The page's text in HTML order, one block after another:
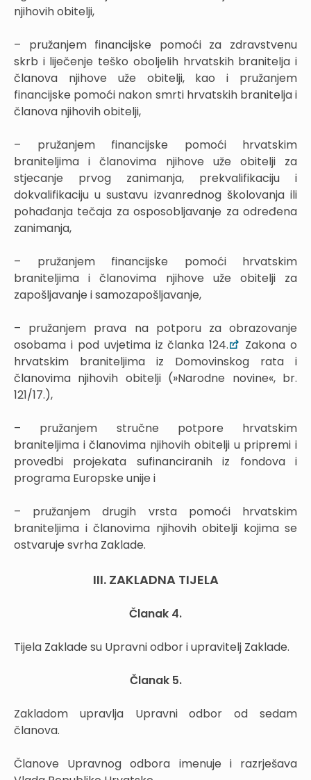
njihovih obitelji,
– pružanjem financijske pomoći za zdravstvenu
skrb i liječenje teško oboljelih hrvatskih branitelja i
članova njihove uže obitelji, kao i pružanjem
financijske pomoći nakon smrti hrvatskih branitelja i
članova njihovih obitelji,
– pružanjem financijske pomoći hrvatskim
braniteljima i članovima njihove uže obitelji za
stjecanje prvog zanimanja, prekvalifikaciju i
dokvalifikaciju u sustavu izvanrednog školovanja ili
pohađanja tečaja za osposobljavanje za određena
zanimanja,
– pružanjem financijske pomoći hrvatskim
braniteljima i članovima njihove uže obitelji za
zapošljavanje i samozapošljavanje,
– pružanjem prava na potporu za obrazovanje
osobama i pod uvjetima iz članka 124.
Zakona o
hrvatskim braniteljima iz Domovinskog rata i
članovima njihovih obitelji (»Narodne novine«, br.
121/17.),
– pružanjem stručne potpore hrvatskim
braniteljima i članovima njihovih obitelji u pripremi i
provedbi projekata sufinanciranih iz fondova i
programa Europske unije i
– pružanjem drugih vrsta pomoći hrvatskim
braniteljima i članovima njihovih obitelji kojima se
ostvaruje svrha Zaklade.
III. ZAKLADNA TIJELA
Članak 4.
Tijela Zaklade su Upravni odbor i upravitelj Zaklade.
Članak 5.
Zakladom upravlja Upravni odbor od sedam
članova.
Članove Upravnog odbora imenuje i razrješava